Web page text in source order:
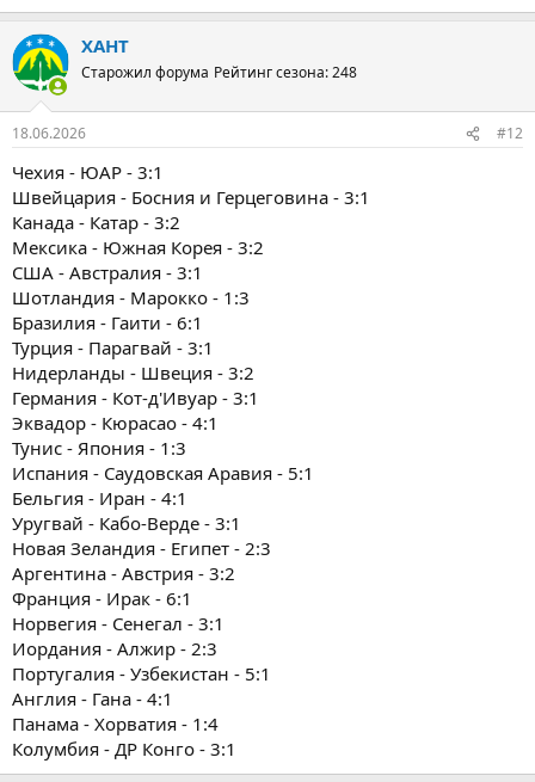
ХАНТ
Старожил форума Рейтинг сезона: 248
18.06.2026 #12
Чехия - ЮАР - 3:1
Швейцария - Босния и Герцеговина - 3:1
Канада - Катар - 3:2
Мексика - Южная Корея - 3:2
США - Австралия - 3:1
Шотландия - Марокко - 1:3
Бразилия - Гаити - 6:1
Турция - Парагвай - 3:1
Нидерланды - Швеция - 3:2
Германия - Кот-д'Ивуар - 3:1
Эквадор - Кюрасао - 4:1
Тунис - Япония - 1:3
Испания - Саудовская Аравия - 5:1
Бельгия - Иран - 4:1
Уругвай - Кабо-Верде - 3:1
Новая Зеландия - Египет - 2:3
Аргентина - Австрия - 3:2
Франция - Ирак - 6:1
Норвегия - Сенегал - 3:1
Иордания - Алжир - 2:3
Португалия - Узбекистан - 5:1
Англия - Гана - 4:1
Панама - Хорватия - 1:4
Колумбия - ДР Конго - 3:1